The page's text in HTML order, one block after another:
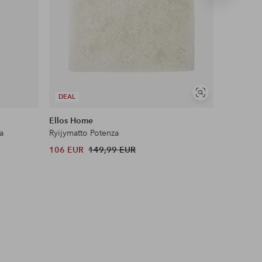
DEAL
Näytä
Ellos Home
Ryijymatto Potenza
106 EUR 149,99 EUR